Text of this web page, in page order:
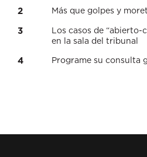
2 Más que golpes y
3
Los casos de “abierto-
en la sala del tribunal
4 Programe su consulta